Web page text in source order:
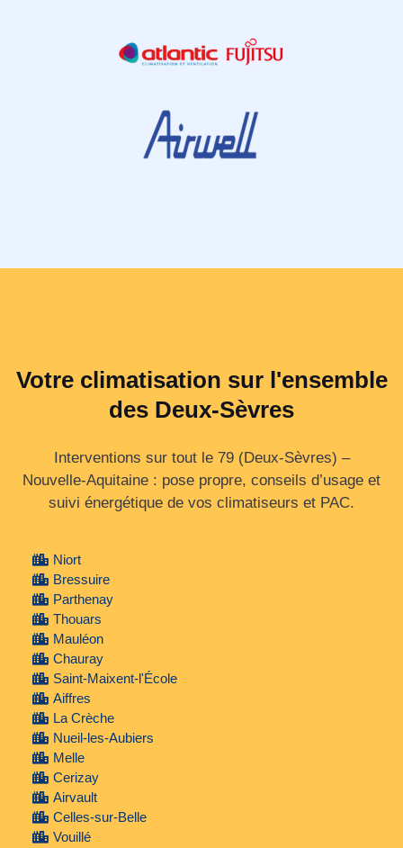
Votre climatisation sur l'ensemble
des Deux-Sèvres
Interventions sur tout le 79 (Deux‑Sèvres) –
Nouvelle‑Aquitaine : pose propre, conseils d’usage et
suivi énergétique de vos climatiseurs et PAC.
Niort
Bressuire
Parthenay
Thouars
Mauléon
Chauray
Saint-Maixent-l'École
Aiffres
La Crèche
Nueil-les-Aubiers
Melle
Cerizay
Airvault
Celles-sur-Belle
Vouillé